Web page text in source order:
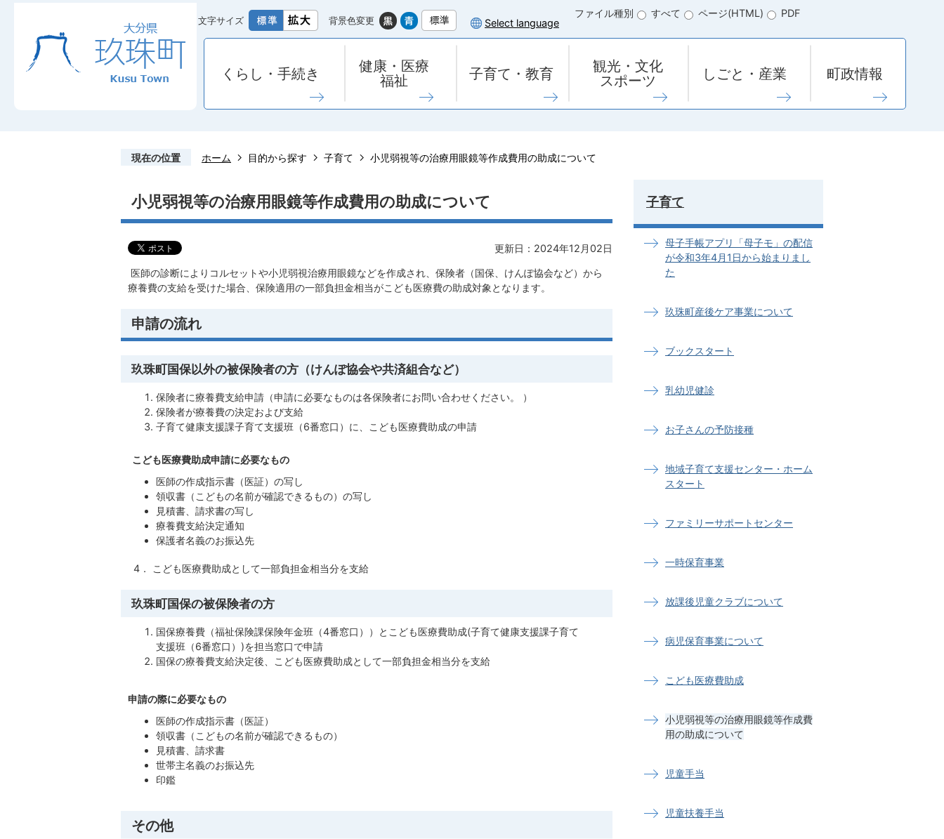
文字サイズ 背景色変更 Select language
ファイル種別 すべて ページ(HTML) PDF
くらし・手続き
健康・医療
福祉
子育て・教育
観光・文化
スポーツ
しごと・産業 町政情報
現在の位置 ホーム 目的から探す 子育て 小児弱視等の治療用眼鏡等作成費用の助成について
小児弱視等の治療用眼鏡等作成費用の助成について
更新日：2024年12月02日
医師の診断によりコルセットや小児弱視治療用眼鏡などを作成され、保険者（国保、けんぽ協会など）から
療養費の支給を受けた場合、保険適用の一部負担金相当がこども医療費の助成対象となります。
申請の流れ
玖珠町国保以外の被保険者の方（けんぽ協会や共済組合など）
保険者に療養費支給申請（申請に必要なものは各保険者にお問い合わせください。 ）
保険者が療養費の決定および支給
子育て健康支援課子育て支援班（6番窓口）に、こども医療費助成の申請
こども医療費助成申請に必要なもの
医師の作成指示書（医証）の写し
領収書（こどもの名前が確認できるもの）の写し
見積書、請求書の写し
療養費支給決定通知
保護者名義のお振込先
4． こども医療費助成として一部負担金相当分を支給
玖珠町国保の被保険者の方
国保療養費（福祉保険課保険年金班（4番窓口））とこども医療費助成(子育て健康支援課子育て
支援班（6番窓口）)を担当窓口で申請
国保の療養費支給決定後、こども医療費助成として一部負担金相当分を支給
申請の際に必要なもの
医師の作成指示書（医証）
領収書（こどもの名前が確認できるもの）
見積書、請求書
世帯主名義のお振込先
印鑑
その他
子育て
母子手帳アプリ「母子モ」の配信
が令和3年4月1日から始まりまし
た
玖珠町産後ケア事業について
ブックスタート
乳幼児健診
お子さんの予防接種
地域子育て支援センター・ホーム
スタート
ファミリーサポートセンター
一時保育事業
放課後児童クラブについて
病児保育事業について
こども医療費助成
小児弱視等の治療用眼鏡等作成費
用の助成について
児童手当
児童扶養手当